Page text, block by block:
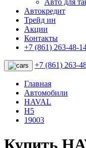
Автокредит
Трейд ин
Акции
Контакты
+7 (861) 263-48-
+7 (861) 263-
Главная
Автомобили
HAVAL
H5
19003